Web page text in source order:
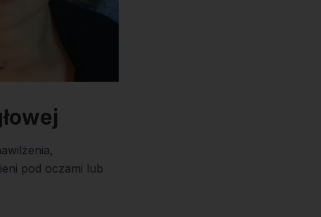
pod oczami lub